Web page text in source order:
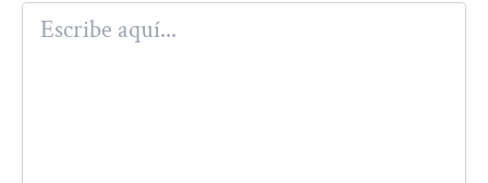
Escribe
aquí...